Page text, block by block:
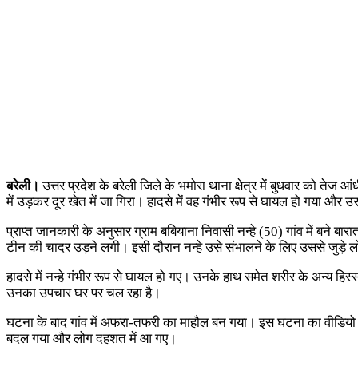
बरेली। उत्तर प्रदेश के बरेली जिले के भमोरा थाना क्षेत्र में बुधवार को तेज
में उड़कर दूर खेत में जा गिरा। हादसे में वह गंभीर रूप से घायल हो गया और
प्राप्त जानकारी के अनुसार ग्राम बबियाना निवासी नन्हे (50) गांव में
टीन की चादर उड़ने लगी। इसी दौरान नन्हे उसे संभालने के लिए उससे जुड़े
हादसे में नन्हे गंभीर रूप से घायल हो गए। उनके हाथ समेत शरीर के अन्य
उनका उपचार घर पर चल रहा है।
घटना के बाद गांव में अफरा-तफरी का माहौल बन गया। इस घटना का
बदल गया और लोग दहशत में आ गए।